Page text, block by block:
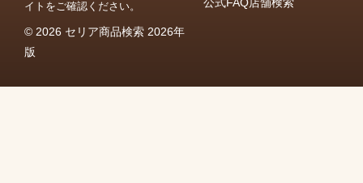
イトをご確認ください。
© 2026 セリア商品検索 2026年
版
公式FAQ店舗検索